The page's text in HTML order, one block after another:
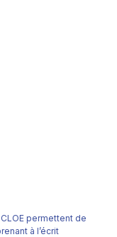
permettent de
à l’écrit